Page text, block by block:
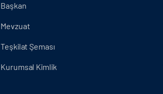
Başkan
Mevzuat
Teşkilat Şeması
Kurumsal Kimlik